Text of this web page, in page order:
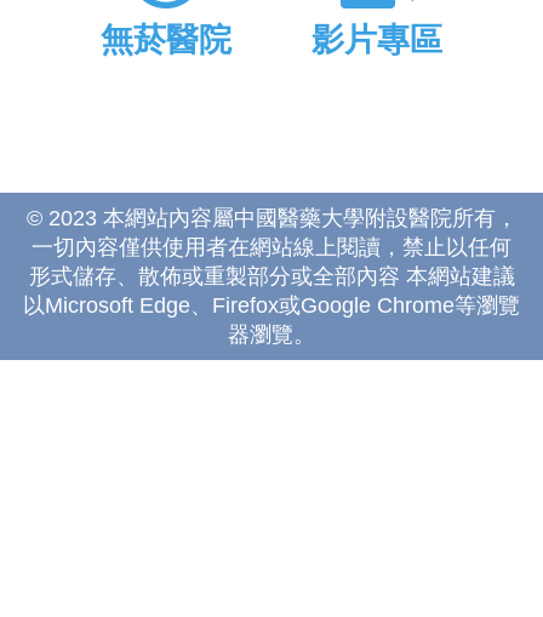
無菸醫院 影片專區
© 2023 本網站內容屬中國醫藥大學附設醫院所有，
一切內容僅供使用者在網站線上閱讀，禁止以任何
形式儲存、散佈或重製部分或全部內容 本網站建議
以Microsoft Edge、Firefox或Google Chrome等瀏覽
器瀏覽。